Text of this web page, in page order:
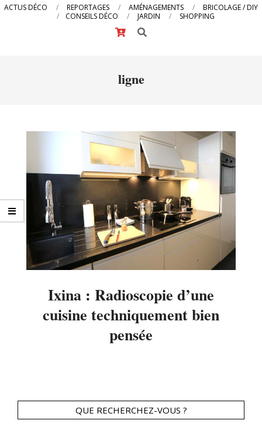
Primary
ACTUS DÉCO REPORTAGES AMÉNAGEMENTS
BRICOLAGE / DIY
CONSEILS DÉCO
JARDIN
SHOPPING
Search
ligne
Ixina : Radioscopie d’une
cuisine techniquement bien
pensée
QUE RECHERCHEZ-VOUS ?